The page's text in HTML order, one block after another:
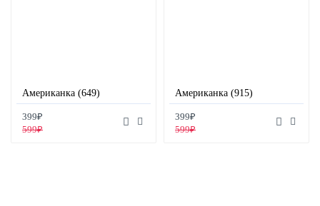
Американка (649)
399₽
599₽
Американка (915)
399₽
599₽